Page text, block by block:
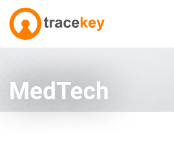
MedTech